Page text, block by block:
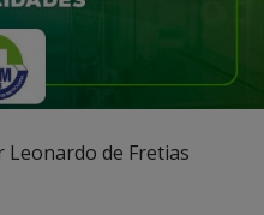
Leonardo de Fretias